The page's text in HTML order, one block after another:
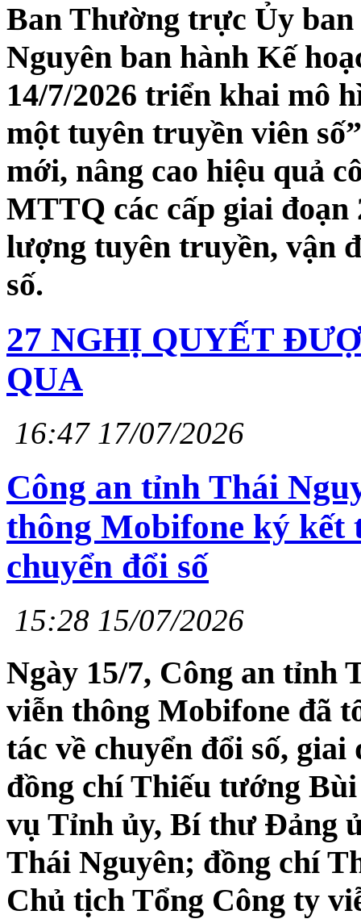
Ban Thường trực Ủy
Nguyên ban hành Kế
14/7/2026 triển khai mô
một tuyên truyền viên
mới, nâng cao hiệu quả
MTTQ các cấp giai đoạn
lượng tuyên truyền, vận
số.
27 NGHỊ QUYẾT
QUA
16:47 17/07/2026
Công an tỉnh Thái
thông Mobifone ký kết
chuyển đổi số
15:28 15/07/2026
Ngày 15/7, Công an tỉnh
viễn thông Mobifone đã
tác về chuyển đổi số, giai
đồng chí Thiếu tướng
vụ Tỉnh ủy, Bí thư Đảng
Thái Nguyên; đồng chí
Chủ tịch Tổng Công ty